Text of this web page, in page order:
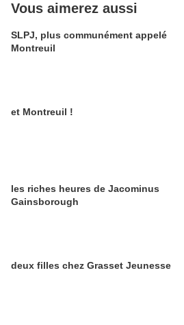
Vous aimerez aussi
SLPJ, plus communément appelé
Montreuil
et Montreuil !
les riches heures de Jacominus
Gainsborough
deux filles chez Grasset Jeunesse